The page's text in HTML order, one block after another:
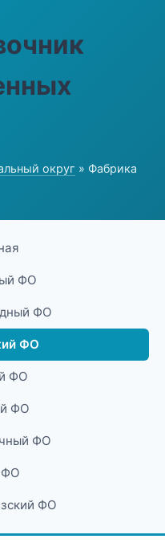
округ » Фабрика
ФО
ФО
ФО
ФО
ФО
ФО
ФО